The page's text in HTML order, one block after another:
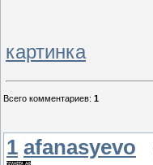
картинка
Всего комментариев: 1
1 afanasyevo